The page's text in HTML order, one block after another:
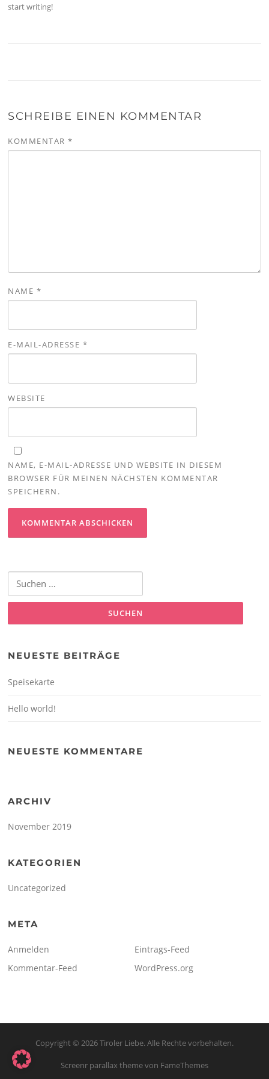
start writing!
SCHREIBE EINEN KOMMENTAR
KOMMENTAR*
NAME *
E-MAIL-ADRESSE *
WEBSITE
NAME, E-MAIL-ADRESSE UND WEBSITE IN DIESEM
BROWSER FÜR MEINEN NÄCHSTEN KOMMENTAR
SPEICHERN.
Suchen
nach:
NEUESTE BEITRÄGE
Speisekarte
Hello world!
NEUESTE KOMMENTARE
ARCHIV
November 2019
KATEGORIEN
Uncategorized
META
Anmelden
Eintrags-Feed
Kommentar-Feed
WordPress.org
Copyright © 2026 Tiroler Liebe. Alle Rechte vorbehalten.
Screenr parallax themevon FameThemes